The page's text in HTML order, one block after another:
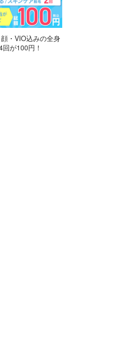
顔・VIO込みの全身
回が100円！